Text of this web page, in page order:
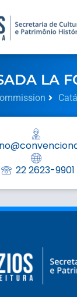
LA
22 2623-9901